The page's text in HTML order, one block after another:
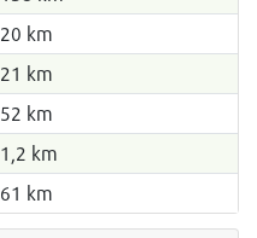
20 km
21 km
52 km
1,2 km
61 km